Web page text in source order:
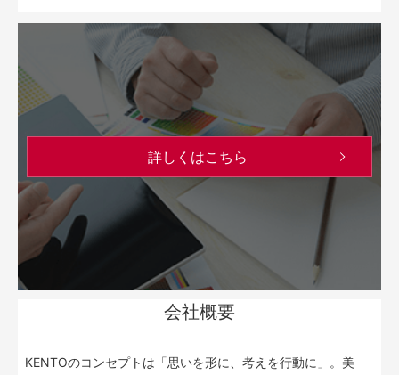
詳しくはこちら
会社概要
KENTOのコンセプトは「思いを形に、考えを行動に」。美